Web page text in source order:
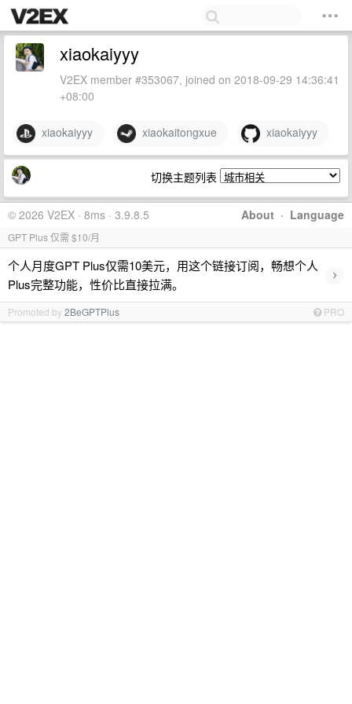
xiaokaiyyy
V2EX member #353067, joined on 2018-09-29 14:36:41
+08:00
xiaokaiyyy xiaokaitongxue xiaokaiyyy
切换主题列表
About · Language
© 2026 V2EX · 8ms · 3.9.8.5
GPT Plus 仅需 $10/月
个人月度GPT Plus仅需10美元，用这个链接订阅，畅想个人
Plus完整功能，性价比直接拉满。
›
Promoted by2BeGPTPlus PRO